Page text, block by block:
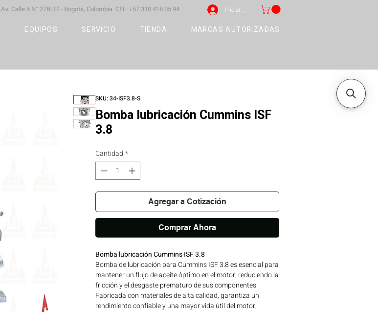
Av. Calle 6 N° 27B-37 - Bogotá, Colombia CEL: +57 310 418 05 94 Iniciar sesión
EQUIPOS SERVICIO TIENDA MARCAS AUTORIZADAS
SKU: 34-ISF3.8-S
Bomba lubricación Cummins ISF
3.8
Cantidad *
Agregar a Cotización
Comprar Ahora
Bomba lubricación Cummins ISF 3.8
Bomba de lubricación para Cummins ISF 3.8 es esencial para
mantener un flujo de aceite óptimo en el motor, reduciendo la
fricción y el desgaste prematuro de sus componentes.
Fabricada con materiales de alta calidad, garantiza un
rendimiento confiable y una mayor vida útil del motor,